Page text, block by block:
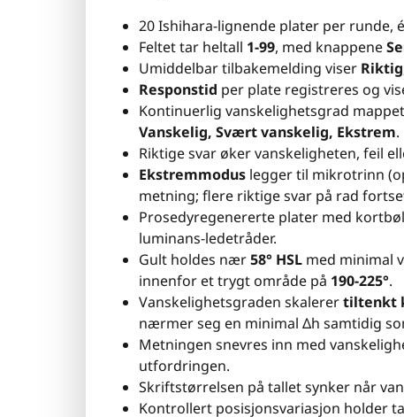
20 Ishihara-lignende plater per runde,
Feltet tar heltall 1-99, med knappene
Umiddelbar tilbakemelding viser Riktig
Responstid per plate registreres og
Kontinuerlig vanskelighetsgrad
Vanskelig, Svært vanskelig, Ekstrem.
Riktige svar øker vanskeligheten, feil
Ekstremmodus legger til mikrotrinn
metning; flere riktige svar på rad
Prosedyregenererte plater med
luminans-ledetråder.
Gult holdes nær58° HSL med minimal
innenfor et trygt område på 190-225°.
Vanskelighetsgraden skalerertiltenkt
nærmer seg en minimal Δh samtidig
Metningen snevres inn med
utfordringen.
Skriftstørrelsen på tallet synker når
Kontrollert posisjonsvariasjon holder